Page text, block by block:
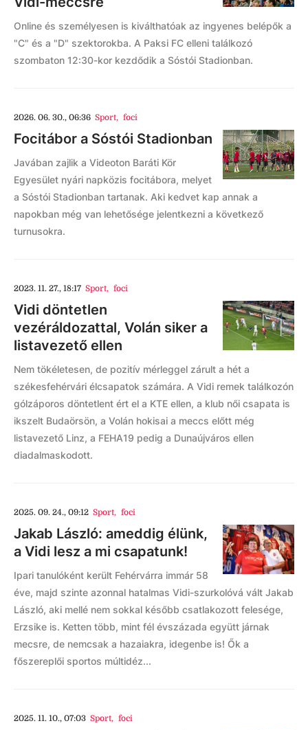
Online és személyesen is kiválthatóak az ingyenes belépők a
"C" és a "D" szektorokba. A Paksi FC elleni találkozó
szombaton 12:30-kor kezdődik a Sóstói Stadionban.
2026. 06. 30., 06:36 Sport, foci
Focitábor a Sóstói Stadionban
Javában zajlik a Videoton Baráti Kör
Egyesület nyári napközis focitábora, melyet
a Sóstói Stadionban tartanak. Aki kedvet kap annak a
napokban még van lehetősége jelentkezni a következő
turnusokra.
2023. 11. 27., 18:17 Sport, foci
Vidi döntetlen
vezéráldozattal, Volán siker a
listavezető ellen
Nem tökéletesen, de pozitív mérleggel zárult a hét a
székesfehérvári élcsapatok számára. A Vidi remek találkozón
gólzáporos döntetlent ért el a KTE ellen, a klub női csapata is
ikszelt Budaörsön, a Volán hokisai a meccs előtt még
listavezető Linz, a FEHA19 pedig a Dunaújváros ellen
diadalmaskodott.
2025. 09. 24., 09:12 Sport, foci
Jakab László: ameddig élünk,
a Vidi lesz a mi csapatunk!
Ipari tanulóként került Fehérvárra immár 58
éve, majd szinte azonnal hatalmas Vidi-szurkolóvá vált Jakab
László, aki mellé nem sokkal később csatlakozott felesége,
Erzsike is. Ketten több, mint fél évszázada együtt járnak
mecsre, de nemcsak a hazaiakra, idegenbe is! Ők a
főszereplői sportos múltidéz...
2025. 11. 10., 07:03 Sport, foci